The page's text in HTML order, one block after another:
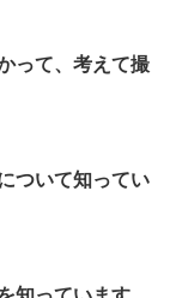
って、考えて撮
ついて知ってい